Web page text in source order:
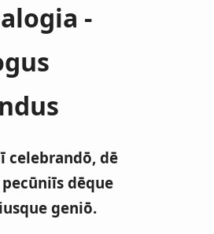
-
celebrandō, dē
dēque
geniō.